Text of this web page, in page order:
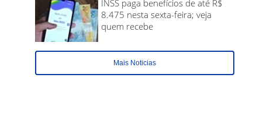
INSS paga benefícios de até R$
8.475 nesta sexta-feira; veja
quem recebe
Mais Noticias